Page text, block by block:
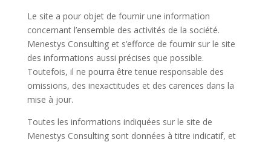
Le site a pour objet de fournir une information
concernant l’ensemble des activités de la société.
Menestys Consulting et s’efforce de fournir sur le site
des informations aussi précises que possible.
Toutefois, il ne pourra être tenue responsable des
omissions, des inexactitudes et des carences dans la
mise à jour.
Toutes les informations indiquées sur le site de
Menestys Consulting sont données à titre indicatif, et